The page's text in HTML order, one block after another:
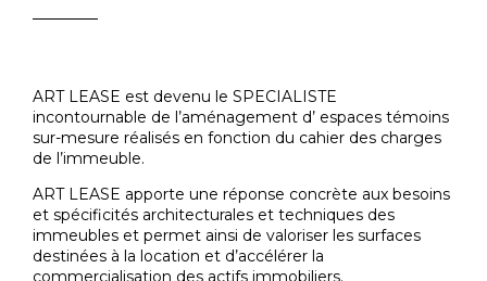
ART LEASE est devenu le SPECIALISTE
incontournable de l’aménagement d’ espaces témoins
sur-mesure réalisés en fonction du cahier des charges
de l’immeuble.
ART LEASE apporte une réponse concrète aux besoins
et spécificités architecturales et techniques des
immeubles et permet ainsi de valoriser les surfaces
destinées à la location et d’accélérer la
commercialisation des actifs immobiliers.